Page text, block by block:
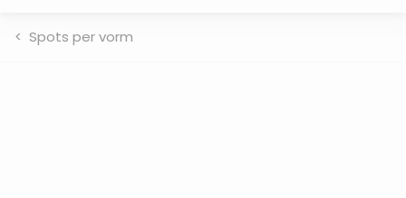
Spots per vorm